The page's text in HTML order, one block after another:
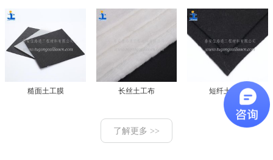
糙面土工膜 长丝土工布 短纤土工布
了解更多 >>